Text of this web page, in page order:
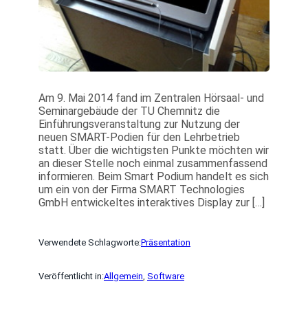
Am 9. Mai 2014 fand im Zentralen Hörsaal- und
Seminargebäude der TU Chemnitz die
Einführungsveranstaltung zur Nutzung der
neuen SMART-Podien für den Lehrbetrieb
statt. Über die wichtigsten Punkte möchten wir
an dieser Stelle noch einmal zusammenfassend
informieren. Beim Smart Podium handelt es sich
um ein von der Firma SMART Technologies
GmbH entwickeltes interaktives Display zur […]
Verwendete Schlagworte:Präsentation
Veröffentlicht in:Allgemein, Software